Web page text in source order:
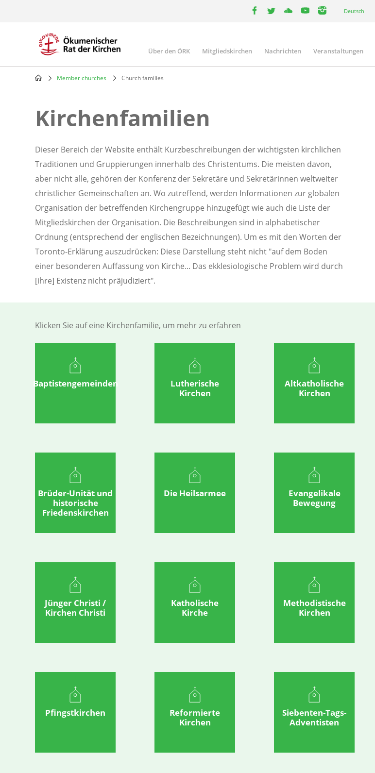
Deutsch
Main
navigation
Über den ÖRK Mitgliedskirchen Nachrichten Veranstaltungen
Member churches Church families
Kirchenfamilien
Dieser Bereich der Website enthält Kurzbeschreibungen der wichtigsten kirchlichen
Traditionen und Gruppierungen innerhalb des Christentums. Die meisten davon,
aber nicht alle, gehören der Konferenz der Sekretäre und Sekretärinnen weltweiter
christlicher Gemeinschaften an. Wo zutreffend, werden Informationen zur globalen
Organisation der betreffenden Kirchengruppe hinzugefügt wie auch die Liste der
Mitgliedskirchen der Organisation. Die Beschreibungen sind in alphabetischer
Ordnung (entsprechend der englischen Bezeichnungen). Um es mit den Worten der
Toronto-Erklärung auszudrücken: Diese Darstellung steht nicht "auf dem Boden
einer besonderen Auffassung von Kirche... Das ekklesiologische Problem wird durch
[ihre] Existenz nicht präjudiziert".
Klicken Sie auf eine Kirchenfamilie, um mehr zu erfahren
Baptistengemeinden
Lutherische
Kirchen
Altkatholische
Kirchen
Brüder-Unität und
historische
Friedenskirchen
Die Heilsarmee
Evangelikale
Bewegung
Jünger Christi /
Kirchen Christi
Katholische
Kirche
Methodistische
Kirchen
Pfingstkirchen
Reformierte
Kirchen
Siebenten-Tags-
Adventisten